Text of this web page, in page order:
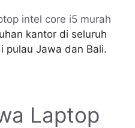
intel core i5 murah
kantor di seluruh
pulau Jawa dan Bali.
Laptop